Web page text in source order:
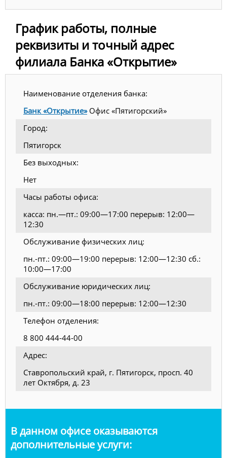
График работы, полные
реквизиты и точный адрес
филиала Банка «Открытие»
Наименование отделения банка:
Банк «Открытие»Офис «Пятигорский»
Город:
Пятигорск
Без выходных:
Нет
Часы работы офиса:
касса: пн.—пт.: 09:00—17:00 перерыв: 12:00—
12:30
Обслуживание физических лиц:
пн.-пт.: 09:00—19:00 перерыв: 12:00—12:30 сб.:
10:00—17:00
Обслуживание юридических лиц:
пн.-пт.: 09:00—18:00 перерыв: 12:00—12:30
Телефон отделения:
8 800 444-44-00
Адрес:
Ставропольский край, г. Пятигорск, просп. 40
лет Октября, д. 23
В данном офисе оказываются
дополнительные услуги: